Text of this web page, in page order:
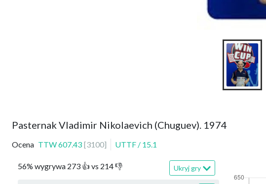
Pasternak Vladimir Nikolaevich (Chuguev). 1974
Ocena TTW607.43 [3100] UTTF / 15.1
56% wygrywa 273 👍 vs 214👎 Ukryj gry